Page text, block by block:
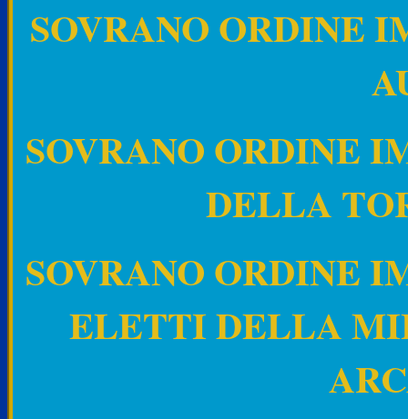
SOVRANO ORDINE
SOVRANO ORDINE
DELLA
SOVRANO ORDINE
ELETTI DELLA